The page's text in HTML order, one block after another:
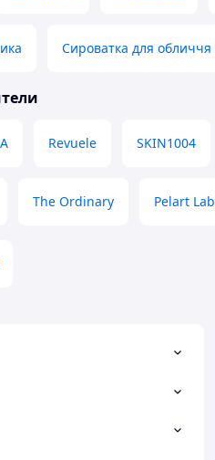
Сироватка для обличчя
Revuele SKIN1004
The Ordinary Pelart